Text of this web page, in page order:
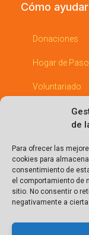
de
Para ofrecer las
cookies para
consentimiento de
el comportamiento de
sitio. No consentir o
negativamente a
Cómo ayudar
Donaciones
Hogar de Paso
Voluntariado
Entérate
Eventos
Blog